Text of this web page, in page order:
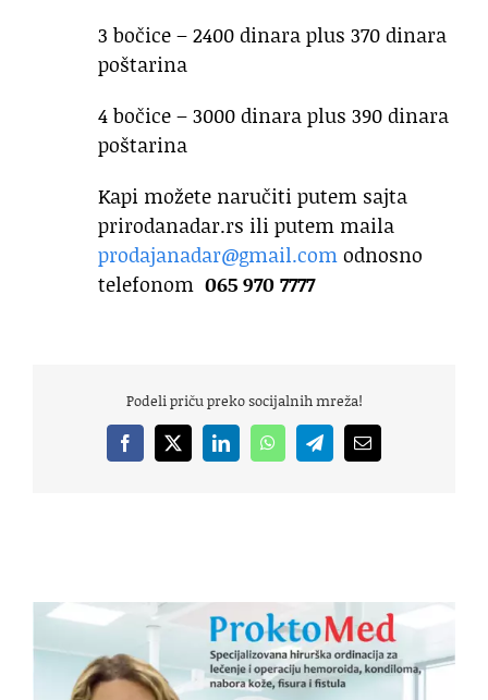
3 bočice – 2400 dinara plus 370 dinara
poštarina
4 bočice – 3000 dinara plus 390 dinara
poštarina
Kapi možete naručiti putem sajta
prirodanadar.rs ili putem maila
prodajanadar@gmail.comodnosno
telefonom 065 970 7777
Podeli priču preko socijalnih mreža!
Facebook
X LinkedInWhatsAppTelegramEmail